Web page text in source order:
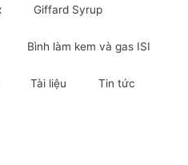
Giffard Syrup
Bình làm kem và gas ISI
Tài liệu Tin tức